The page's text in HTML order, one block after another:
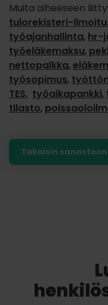
Muita aiheeseen
tulorekisteri-
työajanhallinta, hr-
työeläkemaksu,
nettopalkka,
työsopimus,
TES, työaikapankki,
tilasto,
Takaisin sanastoon